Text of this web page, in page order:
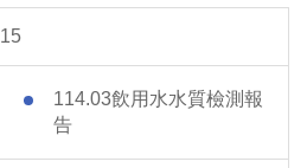
15
114.03飲用水水質檢測報
告